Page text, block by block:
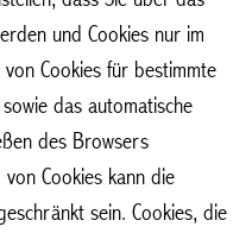
und Cookies nur im
Cookies für bestimmte
das automatische
des Browsers
Cookies kann die
sein. Cookies, die